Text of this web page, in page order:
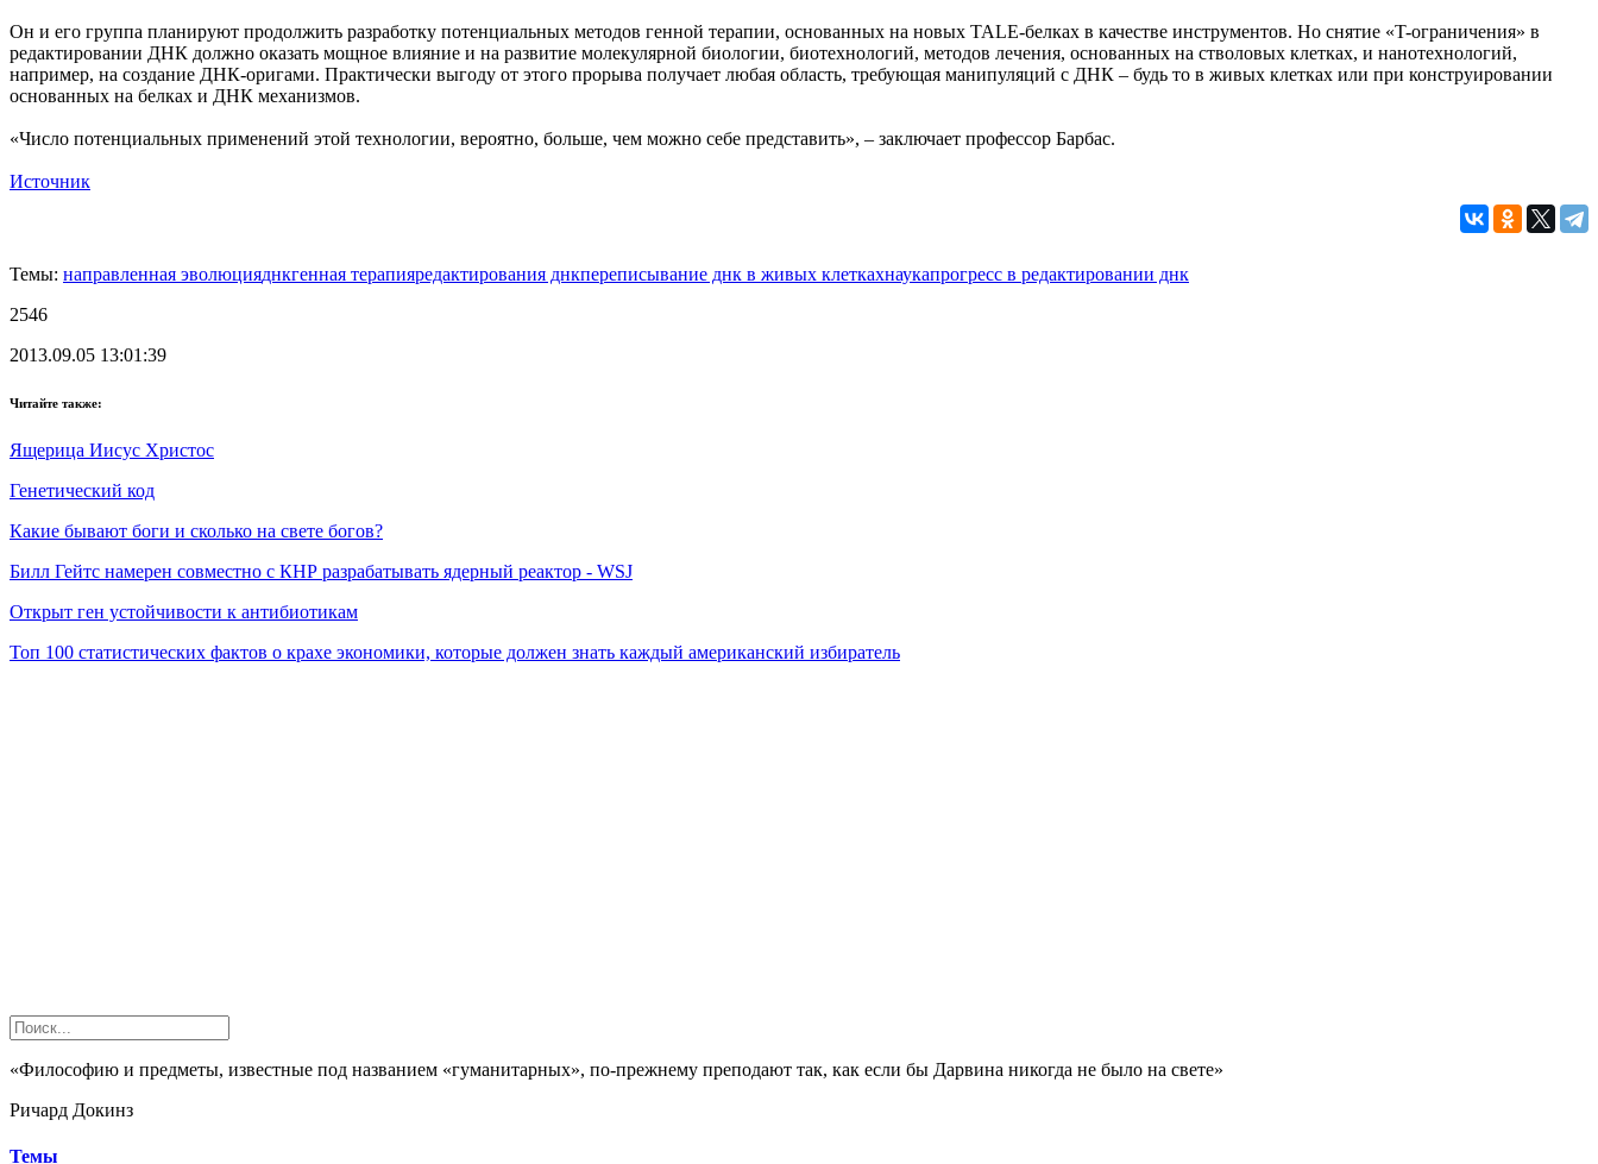
Он и его группа планируют продолжить разработку потенциальных методов генной терапии, основанных на новых TALE-белках в качестве инструментов. Но снятие «T-ограничения» в
редактировании ДНК должно оказать мощное влияние и на развитие молекулярной биологии, биотехнологий, методов лечения, основанных на стволовых клетках, и нанотехнологий,
например, на создание ДНК-оригами. Практически выгоду от этого прорыва получает любая область, требующая манипуляций с ДНК – будь то в живых клетках или при конструировании
основанных на белках и ДНК механизмов.
«Число потенциальных применений этой технологии, вероятно, больше, чем можно себе представить», – заключает профессор Барбас.
Источник
Темы: направленная эволюцияднкгенная терапияредактирования днкпереписывание днк в живых клеткахнаукапрогресс в редактировании днк
2546
2013.09.05 13:01:39
Читайте также:
Ящерица Иисус Христос
Генетический код
Какие бывают боги и сколько на свете богов?
Билл Гейтс намерен совместно с КНР разрабатывать ядерный реактор - WSJ
Открыт ген устойчивости к антибиотикам
Топ 100 статистических фактов о крахе экономики, которые должен знать каждый американский избиратель
«Философию и предметы, известные под названием «гуманитарных», по-прежнему преподают так, как если бы Дарвина никогда не было на свете»
Ричард Докинз
Темы